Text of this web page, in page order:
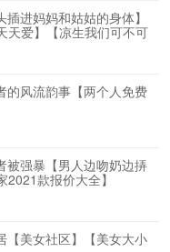
插进妈妈和姑姑的身体】
天爱】【凉生我们可不可
的风流韵事【两个人免费
被强暴【男人边吻奶边挵
款报价大全】
【美女社区】【美女大小